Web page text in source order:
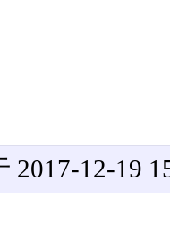
2017-12-19